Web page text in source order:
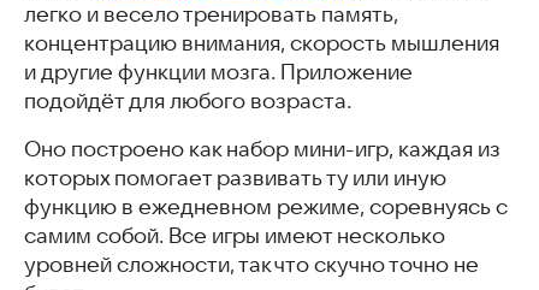
легко и весело тренировать память,
концентрацию внимания, скорость мышления
и другие функции мозга. Приложение
подойдёт для любого возраста.
Оно построено как набор мини-игр, каждая из
которых помогает развивать ту или иную
функцию в ежедневном режиме, соревнуясь с
самим собой. Все игры имеют несколько
уровней сложности, так что скучно точно не